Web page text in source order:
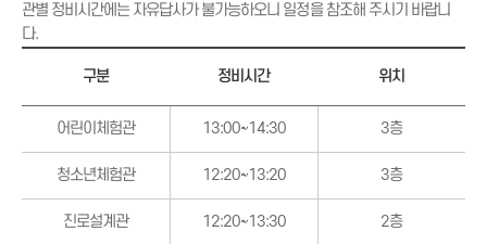
관별 정비시간에는 자유답사가 불가능하오니 일정을 참조해 주시기 바랍니
다.
구분 정비시간 위치
어린이체험관 13:00~14:30 3층
청소년체험관 12:20~13:20 3층
진로설계관 12:20~13:30 2층